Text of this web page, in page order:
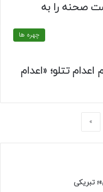
صحنه را به
چهره ها
تتلو؛ «اعدام
»
تبریکی